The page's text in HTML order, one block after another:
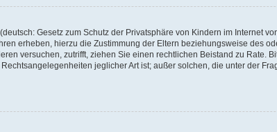
Gesetz zum Schutz der Privatsphäre von Kindern im Internet
erheben, hierzu die Zustimmung der Eltern beziehungsweise des
versuchen, zutrifft, ziehen Sie einen rechtlichen Beistand zu Rate.
jeglicher Art ist; außer solchen, die unter der